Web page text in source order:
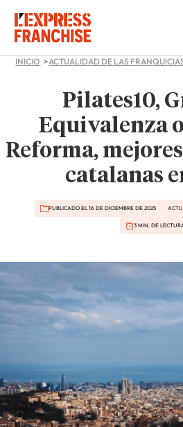
INICIO ACTUALIDAD DE LAS
Pilates10,
Equivalenza
Reforma,
catalanas
PUBLICADO EL 16 DE DICIEMBRE DE 2025
3 MIN. DE